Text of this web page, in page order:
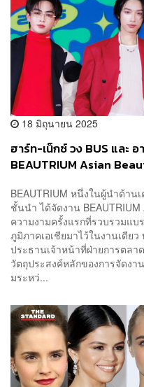
18 มิถุนายน 2025
ฮาร์ท-เน็กซ์ วง BUS และ
BEAUTRIUM Asian
BEAUTRIUM หนึ่งในผู้นำด้า
ชั้นนำ ได้จัดงาน BEAUTRIUM
ความงามครั้งแรกที่รวบรวมแบ
ภูมิภาคเอเชียมาไว้ในงานเดีย
ประธานเจ้าหน้าที่ฝ่ายการตลา
วัตถุประสงค์หลักของการจัดง
มระหว่...